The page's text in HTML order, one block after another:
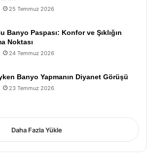
25 Temmuz 2026
Banyo Paspası: Konfor ve Şıklığın
Noktası
24 Temmuz 2026
Banyo Yapmanın Diyanet Görüşü
23 Temmuz 2026
Daha Fazla Yükle